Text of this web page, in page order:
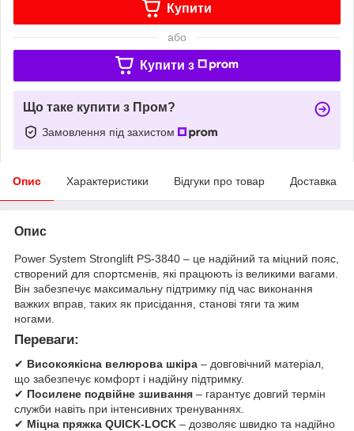
Купити
або
Купити з
Що таке купити з Пром?
Замовлення під захистом
Опис Характеристики Відгуки про товар Доставка
Опис
Power System Stronglift PS-3840 – це надійний та міцний пояс,
створений для спортсменів, які працюють із великими вагами.
Він забезпечує максимальну підтримку під час виконання
важких вправ, таких як присідання, станові тяги та жим
ногами.
Переваги:
✔ Високоякісна велюрова шкіра – довговічний матеріал,
що забезпечує комфорт і надійну підтримку.
✔ Посилене подвійне зшивання – гарантує довгий термін
служби навіть при інтенсивних тренуваннях.
✔ Міцна пряжка QUICK-LOCK – дозволяє швидко та надійно